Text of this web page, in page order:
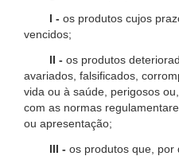
I - os produtos cujos
vencidos;
II - os produtos
avariados, falsificados,
vida ou à saúde, perigosos
com as normas
ou apresentação;
III - os produtos que, por